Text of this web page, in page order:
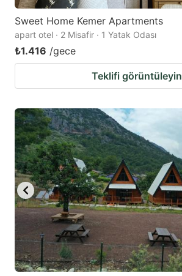
Sweet Home Kemer Apartments
apart otel · 2 Misafir · 1 Yatak Odası
₺1.416 /gece
Teklifi görüntüleyin